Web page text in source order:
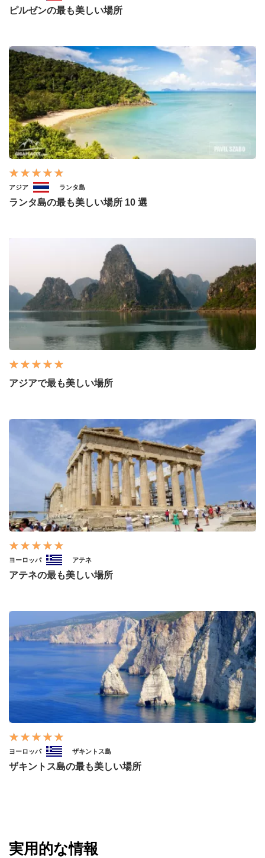
ピルゼンの最も美しい場所
アジア ランタ島
ランタ島の最も美しい場所 10 選
アジアで最も美しい場所
ヨーロッパ アテネ
アテネの最も美しい場所
ヨーロッパ ザキントス島
ザキントス島の最も美しい場所
実用的な情報